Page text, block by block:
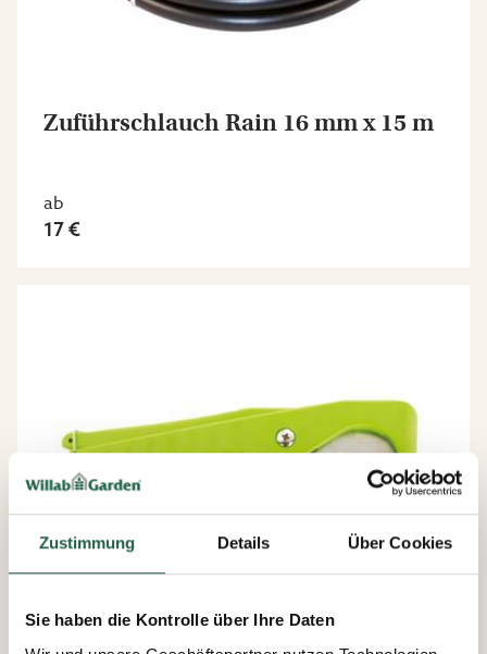
Zustimmung Details Über Cookies
Sie haben die Kontrolle über Ihre Daten
Zuführschlauch Rain 16 mm x 15 m
ab
17 €